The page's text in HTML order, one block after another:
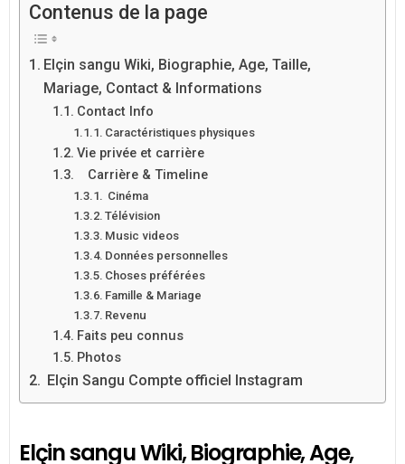
Contenus de la page
Elçin sangu Wiki, Biographie, Age, Taille,
Mariage, Contact & Informations
Contact Info
Caractéristiques physiques
Vie privée et carrière
Carrière & Timeline
Cinéma
Télévision
Music videos
Données personnelles
Choses préférées
Famille & Mariage
Revenu
Faits peu connus
Photos
Elçin Sangu Compte officiel Instagram
Elçin sangu Wiki, Biographie, Age,